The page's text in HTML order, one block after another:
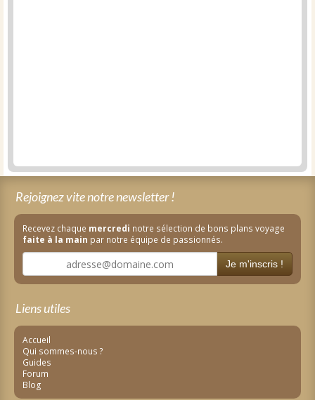
Rejoignez vite notre newsletter !
Recevez chaque mercredi notre sélection de bons plans voyage
faite à la main par notre équipe de passionnés.
Je m'inscris !
Liens utiles
Accueil
Qui sommes-nous ?
Guides
Forum
Blog